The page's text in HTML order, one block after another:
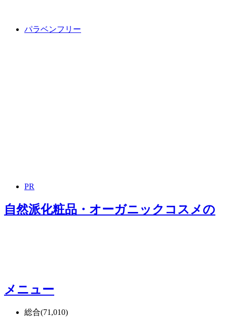
パラベンフリー
PR
自然派化粧品・オーガニックコスメの
メニュー
総合(71,010)